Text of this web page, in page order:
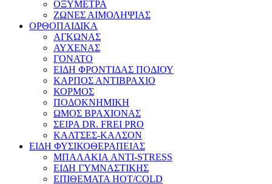
ΟΞΥΜΕΤΡΑ
ΖΩΝΕΣ ΑΙΜΟΛΗΨΙΑΣ
ΟΡΘΟΠΑΙΔΙΚΑ
ΑΓΚΩΝΑΣ
ΑΥΧΕΝΑΣ
ΓΟΝΑΤΟ
ΕΙΔΗ ΦΡΟΝΤΙΔΑΣ ΠΟΔΙΟΥ
ΚΑΡΠΟΣ ΑΝΤΙΒΡΑΧΙΟ
ΚΟΡΜΟΣ
ΠΟΔΟΚΝΗΜΙΚΗ
ΩΜΟΣ ΒΡΑΧΙΟΝΑΣ
ΣΕΙΡΑ DR. FREI PRO
ΚΑΛΤΣΕΣ-ΚΑΛΣΟΝ
ΕΙΔΗ ΦΥΣΙΚΟΘΕΡΑΠΕΙΑΣ
ΜΠΑΛΑΚΙΑ ANTI-STRESS
ΕΙΔΗ ΓΥΜΝΑΣΤΙΚΗΣ
ΕΠΙΘΕΜΑΤΑ HOT/COLD